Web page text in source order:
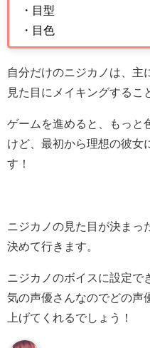
・目型
・目色
自分だけのニジカノは、主
見た目にメイキングするこ
ゲームを進めると、もっと
けど、最初から理想の彼女
す！
ニジカノの見た目が決まっ
決めて行きます。
ニジカノのボイスに設定で
気の声優さんなのでどの声
上げてくれるでしょう！